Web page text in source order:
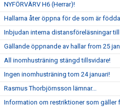
NYFÖRVÄRV H6 (Herrar)!
Hallarna åter öppna för de som är
Inbjudan interna distansföreläsningar
Gällande öppnande av hallar from 25
All inomhusträning stängd tillsvidare!
Ingen inomhusträning tom 24 januari!
Rasmus Thorbjörnsson lämnar...
Information om restriktioner som gäller